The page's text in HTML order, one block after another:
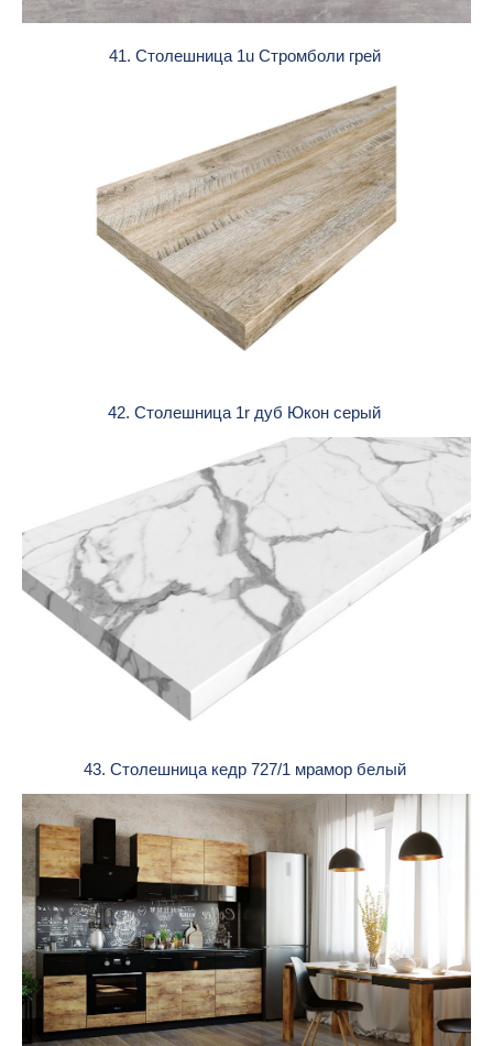
41. Столешница 1u Стромболи грей
42. Столешница 1r дуб Юкон серый
43. Столешница кедр 727/1 мрамор белый